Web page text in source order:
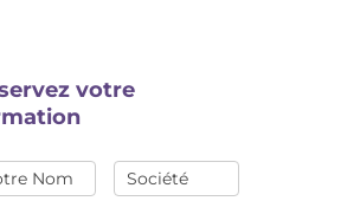
votre